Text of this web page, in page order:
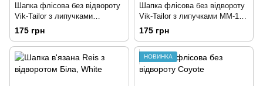
Шапка флісова без відвороту
Vik-Tailor з липучками
Мультикам
175 грн
Шапка флісова без відвороту
Vik-Tailor з липучками ММ-14
(піксель ЗСУ)
175 грн
НОВИНКА